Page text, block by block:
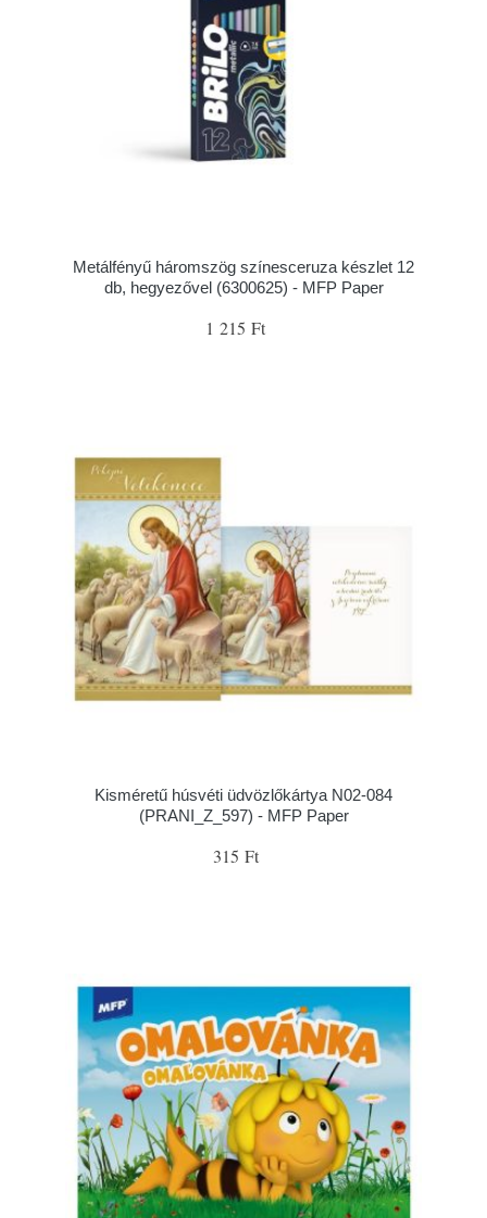
Metálfényű háromszög színesceruza készlet 12
db, hegyezővel (6300625) - MFP Paper
1 215 Ft
Kisméretű húsvéti üdvözlőkártya N02-084
(PRANI_Z_597) - MFP Paper
315 Ft